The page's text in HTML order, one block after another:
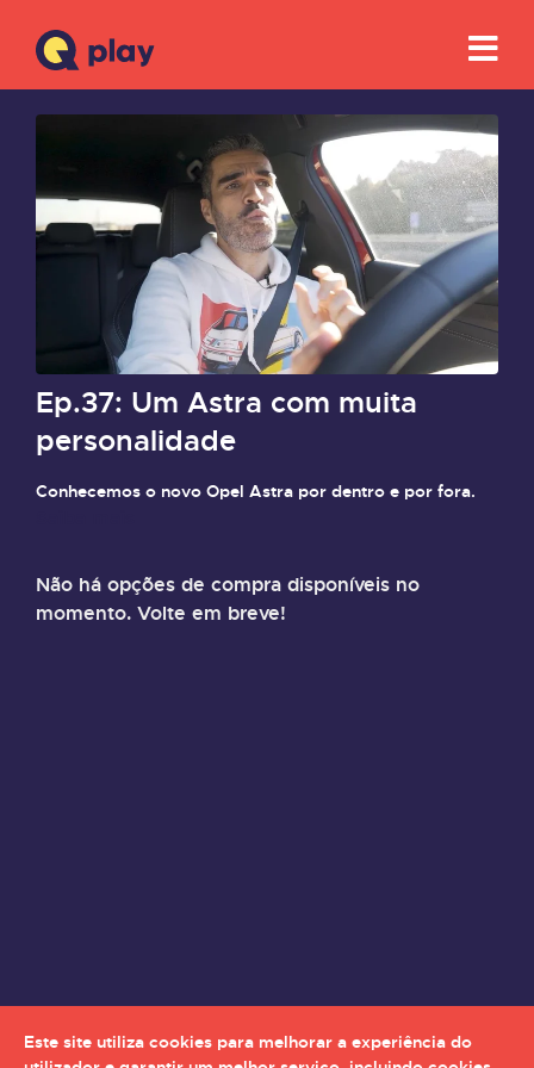
Ep.37: Um Astra com muita
personalidade
Conhecemos o novo Opel Astra por dentro e por fora.
Não há opções de compra disponíveis no
momento. Volte em breve!
Este site utiliza cookies para melhorar a experiência do